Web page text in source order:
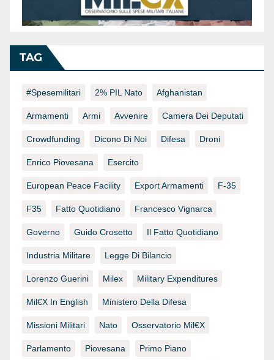
TAG
#spesemilitari 2% PIL Nato Afghanistan
Armamenti Armi Avvenire Camera Dei Deputati
Crowdfunding Dicono Di Noi Difesa Droni
Enrico Piovesana Esercito
European Peace Facility Export Armamenti F-35
F35 Fatto Quotidiano Francesco Vignarca
Governo Guido Crosetto Il Fatto Quotidiano
Industria Militare Legge Di Bilancio
Lorenzo Guerini Milex Military Expenditures
Mil€x In English Ministero Della Difesa
Missioni Militari Nato Osservatorio Mil€x
Parlamento Piovesana Primo Piano